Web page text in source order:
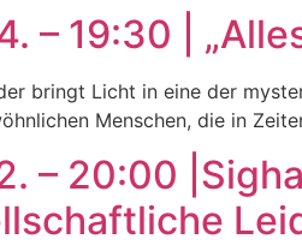
– 19:30 |
bringt Licht in eine der
Menschen, die in
– 20:00